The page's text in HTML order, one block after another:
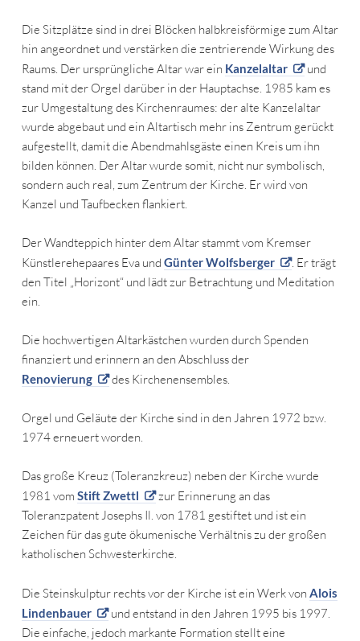
Die Sitzplätze sind in drei Blöcken halbkreisförmige zum Altar
hin angeordnet und verstärken die zentrierende Wirkung des
Raums. Der ursprüngliche Altar war ein Kanzelaltar
und
stand mit der Orgel darüber in der Hauptachse. 1985 kam es
zur Umgestaltung des Kirchenraumes: der alte Kanzelaltar
wurde abgebaut und ein Altartisch mehr ins Zentrum gerückt
aufgestellt, damit die Abendmahlsgäste einen Kreis um ihn
bilden können. Der Altar wurde somit, nicht nur symbolisch,
sondern auch real, zum Zentrum der Kirche. Er wird von
Kanzel und Taufbecken flankiert.
Der Wandteppich hinter dem Altar stammt vom Kremser
Künstlerehepaares Eva und Günter Wolfsberger
. Er trägt
den Titel „Horizont“ und lädt zur Betrachtung und Meditation
ein.
Die hochwertigen Altarkästchen wurden durch Spenden
finanziert und erinnern an den Abschluss der
Renovierung des Kirchenensembles.
Orgel und Geläute der Kirche sind in den Jahren 1972 bzw.
1974 erneuert worden.
Das große Kreuz (Toleranzkreuz) neben der Kirche wurde
1981 vom Stift Zwettl
zur Erinnerung an das
Toleranzpatent Josephs Il. von 1781 gestiftet und ist ein
Zeichen für das gute ökumenische Verhältnis zu der großen
katholischen Schwesterkirche.
Die Steinskulptur rechts vor der Kirche ist ein Werk von Alois
Lindenbauer
und entstand in den Jahren 1995 bis 1997.
Die einfache, jedoch markante Formation stellt eine